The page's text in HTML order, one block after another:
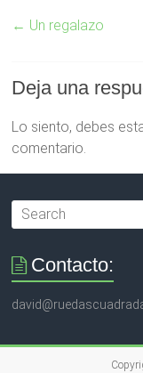
← Un regalazo
Deja una
Lo siento, debes
comentario.
Contacto: